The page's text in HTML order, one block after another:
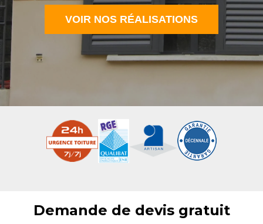
VOIR NOS RÉALISATIONS
Demande de devis gratuit